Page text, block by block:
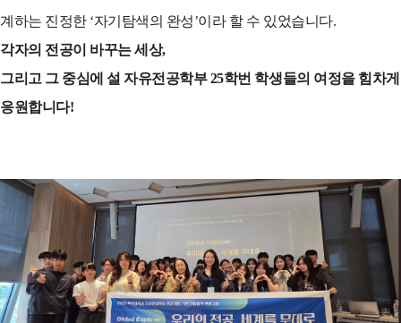
계하는 진정한 ‘자기탐색의 완성’이라 할 수 있었습니다.
각자의 전공이 바꾸는 세상,
그리고 그 중심에 설 자유전공학부 25학번 학생들의 여정을 힘차게
응원합니다!